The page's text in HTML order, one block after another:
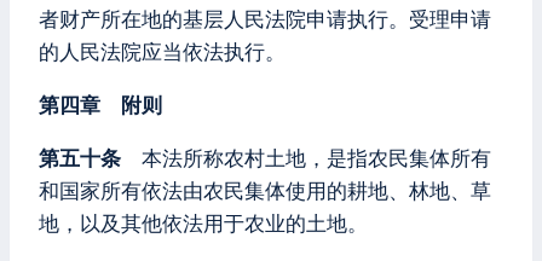
者财产所在地的基层人民法院申请执行。受理申请
的人民法院应当依法执行。
第四章 附则
第五十条 本法所称农村土地，是指农民集体所有
和国家所有依法由农民集体使用的耕地、林地、草
地，以及其他依法用于农业的土地。